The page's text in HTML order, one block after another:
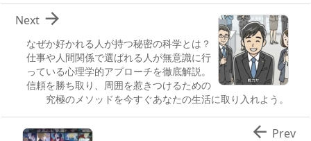
なぜか好かれる人が持つ秘密の科学とは？
仕事や人間関係で選ばれる人が無意識に行
っている心理学的アプローチを徹底解説。
信頼を勝ち取り、周囲を惹きつけるための
究極のメソッドを今すぐあなたの生活に取り入れよう。

Next
 Prev